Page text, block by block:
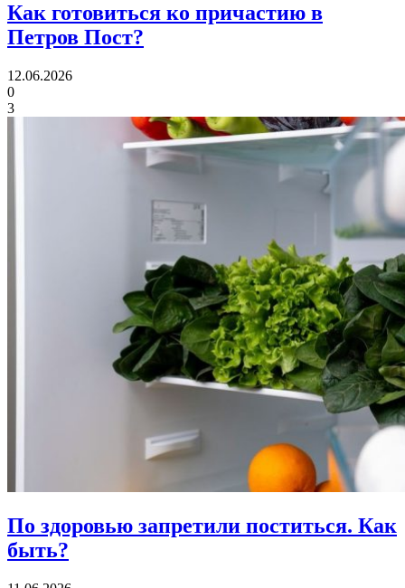
Как готовиться ко причастию в
Петров Пост?
12.06.2026
0
3
По здоровью запретили поститься. Как
быть?